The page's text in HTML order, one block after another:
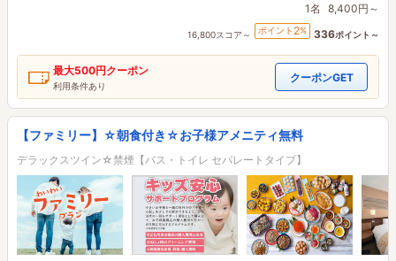
1名 8,400円～
16,800スコア～ ポイント 2% 336ポイント～
最大500円クーポン
利用条件あり
クーポンGET
【ファミリー】☆朝食付き☆お子様アメニティ無料
デラックスツイン☆禁煙【バス・トイレ セパレートタイプ】